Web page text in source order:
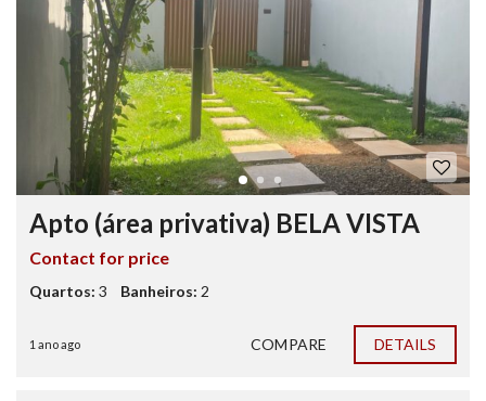
Apto (área privativa) BELA VISTA
Contact for price
Quartos: 3 Banheiros: 2
1 ano ago COMPARE DETAILS